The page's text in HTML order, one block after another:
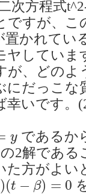
次方程式
ですが、こ
置かれてい
ヤしていま
が、どのよ
にだっこ
いです。
y であるか
の2解である
た方がよい
)(t − β) = 0
t−β)=0